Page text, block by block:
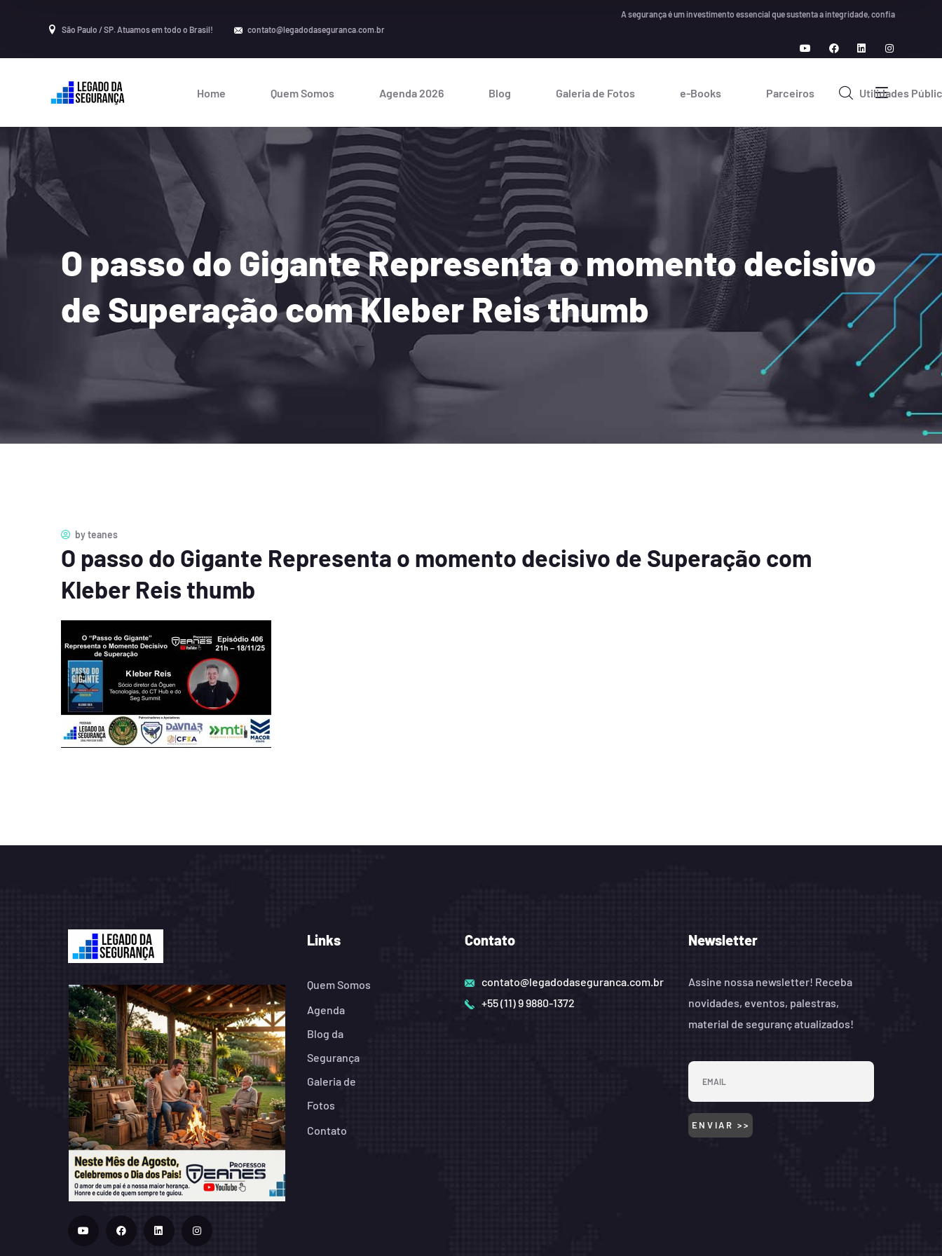
São Paulo / SP. Atuamos em todo o Brasil! contato@legadodaseguranca.com.br
A segurança é um investimento essencial que sustenta a integridade, confiança e
Home Quem Somos Agenda 2026 Blog Galeria de Fotos e-Books Parceiros Utilidades
O passo do Gigante Representa o momento decisivo
de Superação com Kleber Reis thumb
byteanes
O passo do Gigante Representa o momento decisivo de Superação com
Kleber Reis thumb
Links
Quem Somos
Agenda
Blog da
Segurança
Galeria de
Fotos
Contato
Contato
contato@legadodaseguranca.com.br
+55 (11) 9 9880-1372
Newsletter
Assine nossa newsletter! Receba
novidades, eventos, palestras,
material de seguranç atualizados!